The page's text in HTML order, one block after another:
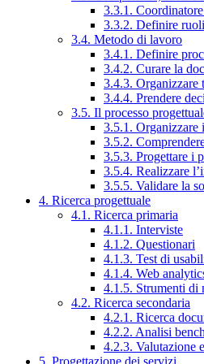
3.3.1.
3.3.2. Definire
3.4. Metodo di lavoro
3.4.1. Definire
3.4.2. Curare la
3.4.3.
3.4.4. Prendere
3.5. Il processo
3.5.1. Organizzare
3.5.2.
3.5.3. Progettare i
3.5.4. Realizzare
3.5.5. Validare la
4. Ricerca progettuale
4.1. Ricerca primaria
4.1.1. Interviste
4.1.2. Questionari
4.1.3. Test di
4.1.4. Web
4.1.5. Strumenti di
4.2. Ricerca secondaria
4.2.1. Ricerca
4.2.2. Analisi
4.2.3. Valutazione
5. Progettazione dei servizi